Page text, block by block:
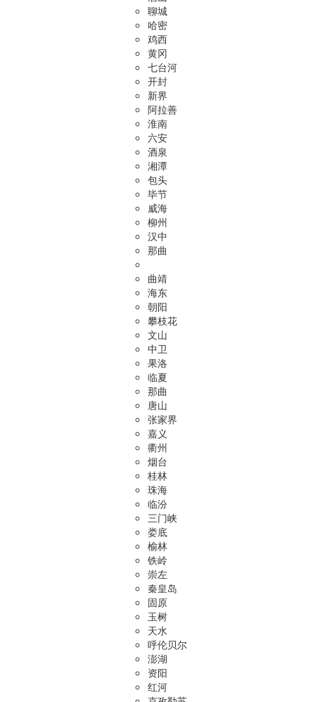
聊城
哈密
鸡西
黄冈
七台河
开封
新界
阿拉善
淮南
六安
酒泉
湘潭
包头
毕节
威海
柳州
汉中
那曲
曲靖
海东
朝阳
攀枝花
文山
中卫
果洛
临夏
那曲
唐山
张家界
嘉义
衢州
烟台
桂林
珠海
临汾
三门峡
娄底
榆林
铁岭
崇左
秦皇岛
固原
玉树
天水
呼伦贝尔
澎湖
资阳
红河